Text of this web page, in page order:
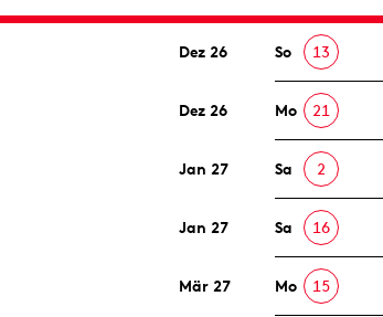
Dez 26 So 13
Dez 26 Mo 21
Jan 27 Sa 2
Jan 27 Sa 16
Mär 27 Mo 15